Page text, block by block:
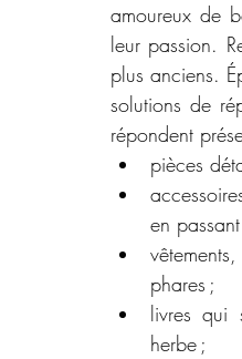
amoureux de
leur passion.
plus anciens.
solutions de
répondent
pièces
en
phares ;
livres qui
herbe ;